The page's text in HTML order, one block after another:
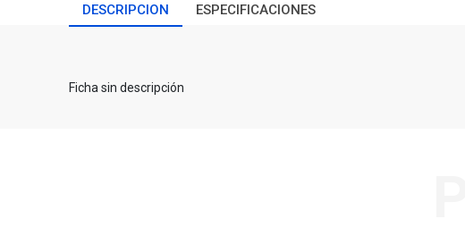
DESCRIPCION ESPECIFICACIONES
Ficha sin descripción